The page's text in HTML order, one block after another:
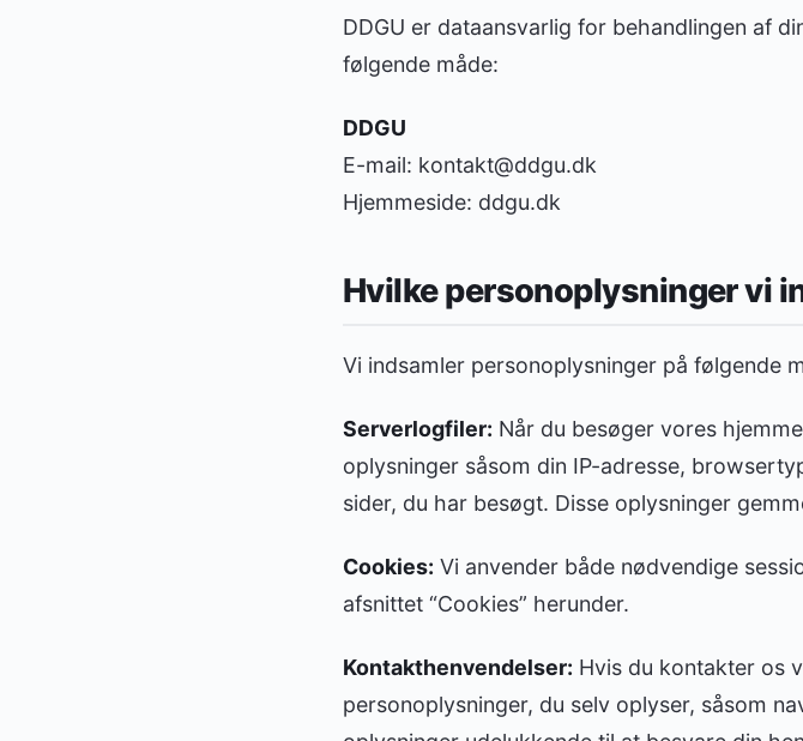
DDGU er dataansvarlig for behandlingen af
følgende måde:
DDGU
E-mail: kontakt@ddgu.dk
Hjemmeside: ddgu.dk
Hvilke personoplysninger vi
Vi indsamler personoplysninger på følgende
Serverlogfiler: Når du besøger vores
oplysninger såsom din IP-adresse,
sider, du har besøgt. Disse oplysninger
Cookies: Vi anvender både nødvendige
afsnittet “Cookies” herunder.
Kontakthenvendelser: Hvis du kontakter os
personoplysninger, du selv oplyser, såsom